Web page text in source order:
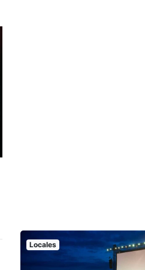
Locales